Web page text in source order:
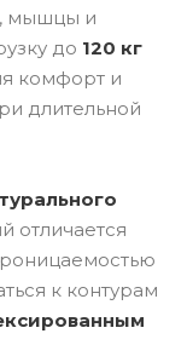
мышцы и
до 120 кг
комфорт и
длительной
отличается
к контурам